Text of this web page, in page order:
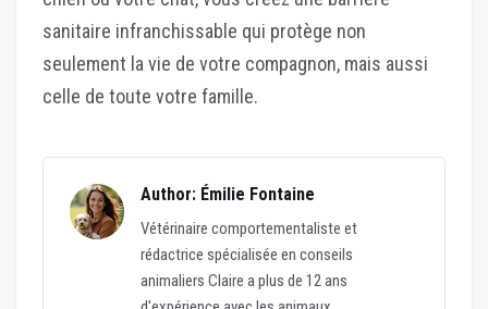
sanitaire infranchissable qui protège non
seulement la vie de votre compagnon, mais aussi
celle de toute votre famille.
Author: Émilie Fontaine
Vétérinaire comportementaliste et
rédactrice spécialisée en conseils
animaliers Claire a plus de 12 ans